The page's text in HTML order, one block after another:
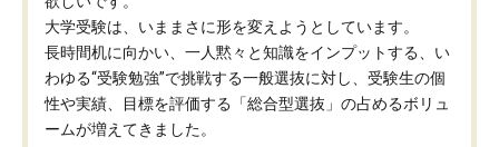
大学受験は、いままさに形を変えようとしています。
長時間机に向かい、一人黙々と知識をインプットする、い
わゆる“受験勉強”で挑戦する一般選抜に対し、受験生の個
性や実績、目標を評価する「総合型選抜」の占めるボリュ
ームが増えてきました。